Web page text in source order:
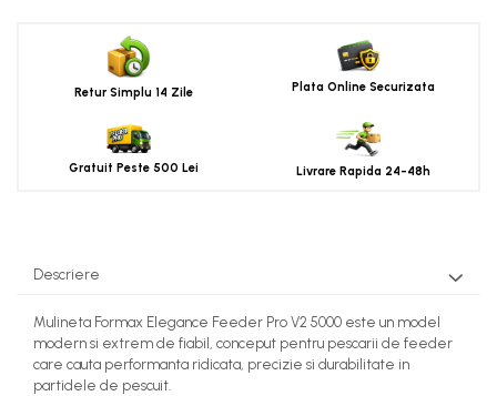
Retur Simplu 14 Zile Plata Online Securizata
Gratuit Peste 500 Lei Livrare Rapida 24-48h
Descriere
Mulineta Formax Elegance Feeder Pro V2 5000 este un model
modern si extrem de fiabil, conceput pentru pescarii de feeder
care cauta performanta ridicata, precizie si durabilitate in
partidele de pescuit.